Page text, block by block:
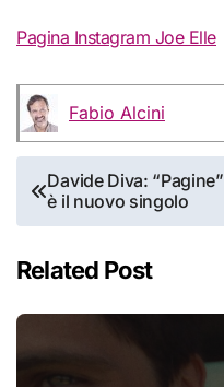
Pagina Instagram Joe Elle
Fabio Alcini
Navigazione
articoli
Davide Diva: “Pagine”
è il nuovo singolo
Related Post